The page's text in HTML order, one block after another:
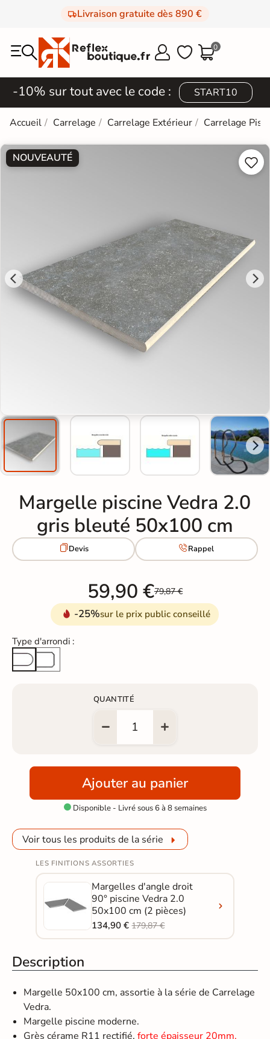
Livraison gratuite dès 890 €
  0
-10% sur tout avec le code : START10
Accueil Carrelage Carrelage Extérieur Carrelage
NOUVEAUTÉ 

Margelle piscine Vedra 2.0
gris bleuté 50x100 cm
Devis Rappel
59,90 €79,87 €
-25%sur le prix public conseillé
Type d'arrondi :
Arrondi totalArête cassée
QUANTITÉ
Ajouter au panier
Disponible - Livré sous 6 à 8 semaines
Voir tous les produits de la série
LES FINITIONS ASSORTIES
Margelles d'angle droit
90° piscine Vedra 2.0
50x100 cm (2 pièces)
134,90 €179,87 €
Description
Margelle 50x100 cm, assortie à la série de Carrelage
Vedra.
Margelle piscine moderne.
Grès cérame R11 rectifié,forte épaisseur 20mm.